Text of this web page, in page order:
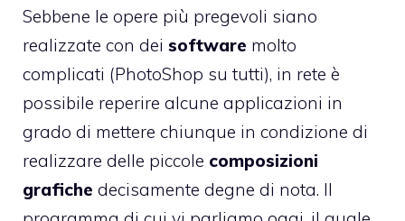
Sebbene le opere più pregevoli siano
realizzate con dei software molto
complicati (PhotoShop su tutti), in rete è
possibile reperire alcune applicazioni in
grado di mettere chiunque in condizione di
realizzare delle piccole composizioni
grafiche decisamente degne di nota. Il